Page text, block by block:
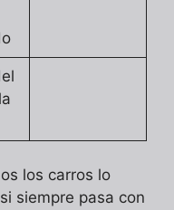
los carros lo
siempre pasa con